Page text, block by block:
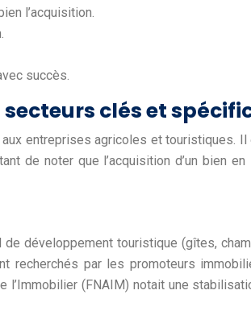
l’acquisition.
succès.
clés et
entreprises agricoles et touristiques.
noter que l’acquisition d’un bien en
développement touristique (gîtes,
recherchés par les promoteurs
(FNAIM) notait une